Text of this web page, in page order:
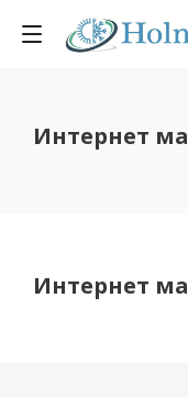
Интернет
Интернет